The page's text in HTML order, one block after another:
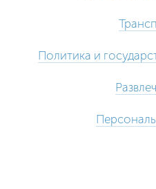
Политика и